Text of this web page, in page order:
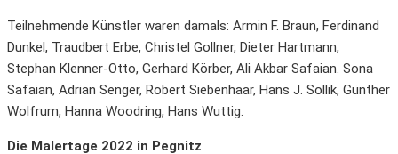
Teilnehmende Künstler waren damals: Armin F. Braun, Ferdinand
Dunkel, Traudbert Erbe, Christel Gollner, Dieter Hartmann,
Stephan Klenner-Otto, Gerhard Körber, Ali Akbar Safaian. Sona
Safaian, Adrian Senger, Robert Siebenhaar, Hans J. Sollik, Günther
Wolfrum, Hanna Woodring, Hans Wuttig.
Die Malertage 2022 in Pegnitz